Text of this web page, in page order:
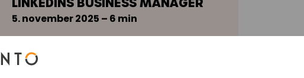
5. november 2025 – 6 min
for dig? Den altoverskyggende årsag til, at man
som virksomhed skal …